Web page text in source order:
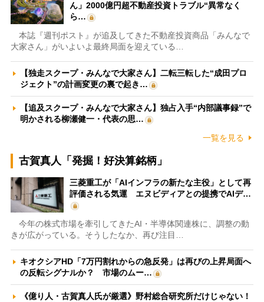
ん」2000億円超不動産投資トラブル“異常なく
ら…
本誌『週刊ポスト』が追及してきた不動産投資商品「みんなで
大家さん」がいよいよ最終局面を迎えている…
【独走スクープ・みんなで大家さん】二転三転した“成田プロ
ジェクト”の計画変更の裏で起き…
【追及スクープ・みんなで大家さん】独占入手“内部議事録”で
明かされる柳瀬健一・代表の思…
一覧を見る
古賀真人「発掘！好決算銘柄」
三菱重工が「AIインフラの新たな主役」として再
評価される気運 エヌビディアとの提携でAIデ…
今年の株式市場を牽引してきたAI・半導体関連株に、調整の動
きが広がっている。そうしたなか、再び注目…
キオクシアHD「7万円割れからの急反発」は再びの上昇局面へ
の反転シグナルか？ 市場のムー…
《億り人・古賀真人氏が厳選》野村総合研究所だけじゃない！